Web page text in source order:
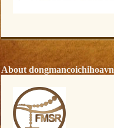
About dongmancoichihoavn